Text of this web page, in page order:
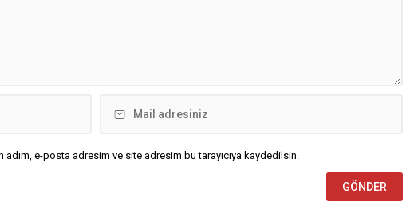
adım, e-posta adresim ve site adresim bu tarayıcıya kaydedilsin.